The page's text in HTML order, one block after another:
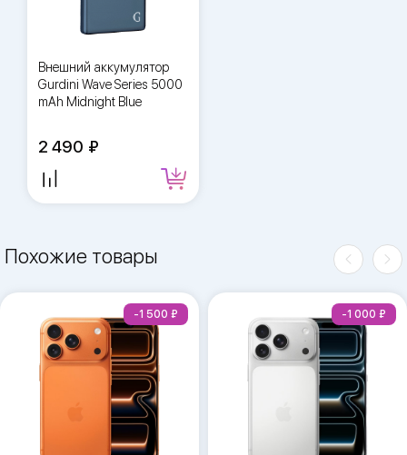
Внешний аккумулятор
Gurdini Wave Series 5000
mAh Midnight Blue
2 490
Похожие товары
-1 500 -1 000